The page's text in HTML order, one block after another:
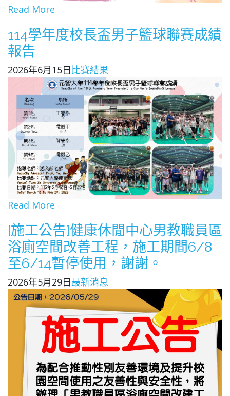
Read More
114學年度校長盃男子籃球聯賽成績
報告
2026年6月15日 比賽結果
Read More
[施工公告]健康休閒中心男教職員區
浴廁空間改善工程，施工期間6/8
至6/14暫停使用，謝謝。
2026年5月29日最新消息